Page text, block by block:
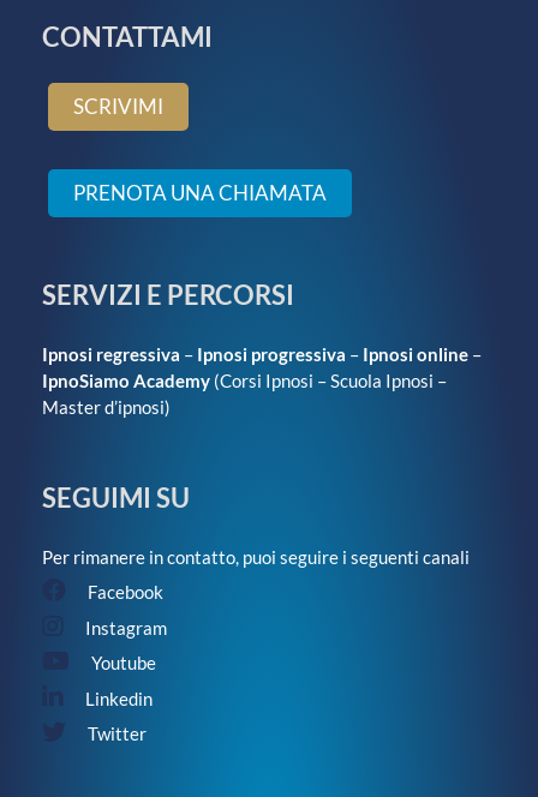
CONTATTAMI
SCRIVIMI
PRENOTA UNA CHIAMATA
SERVIZI E PERCORSI
Ipnosi regressiva – Ipnosi progressiva – Ipnosi online –
IpnoSiamo Academy (Corsi Ipnosi –Scuola Ipnosi –
Master d’ipnosi)
SEGUIMI SU
Per rimanere in contatto, puoi seguire i seguenti canali
Facebook
Instagram
Youtube
Linkedin
Twitter